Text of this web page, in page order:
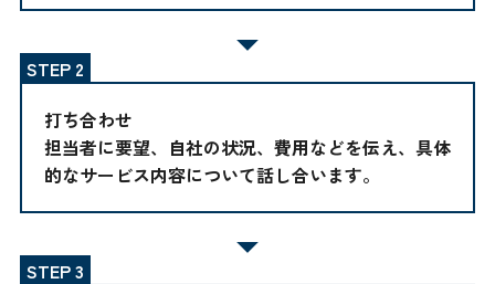
打ち合わせ
担当者に要望、自社の状況、費用などを伝え、具体
的なサービス内容について話し合います。